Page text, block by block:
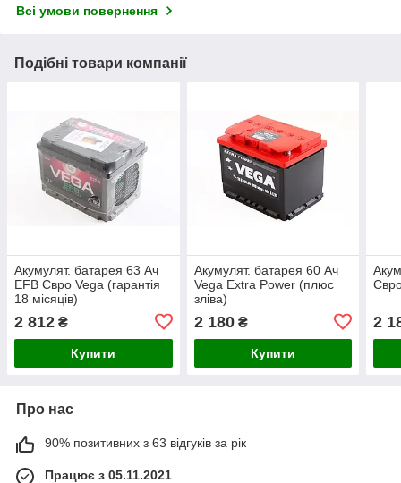
Всі умови повернення
Подібні товари компанії
Акумулят. батарея 63 Ач
EFB Євро Vega (гарантія
18 місяців)
2 812 ₴
Купити
Акумулят. батарея 60 Ач
Vega Extra Power (плюс
зліва)
2 180₴
Купити
2
Про нас
90% позитивних з 63 відгуків за рік
Працює з 05.11.2021